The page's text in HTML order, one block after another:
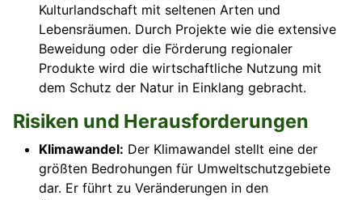
Kulturlandschaft mit seltenen Arten und
Lebensräumen. Durch Projekte wie die extensive
Beweidung oder die Förderung regionaler
Produkte wird die wirtschaftliche Nutzung mit
dem Schutz der Natur in Einklang gebracht.
Risiken und Herausforderungen
Klimawandel: Der Klimawandel stellt eine der
größten Bedrohungen für Umweltschutzgebiete
dar. Er führt zu Veränderungen in den